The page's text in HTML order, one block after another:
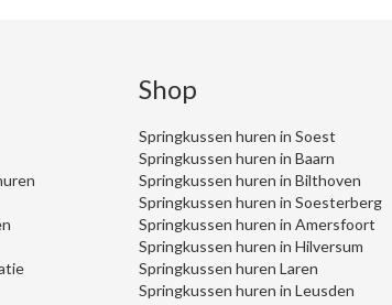
Shop
Springkussen huren in Soest
Springkussen huren in Baarn
Springkussen huren in Bilthoven
Springkussen huren in Soesterberg
Springkussen huren in Amersfoort
Springkussen huren in Hilversum
Springkussen huren Laren
Springkussen huren in Leusden